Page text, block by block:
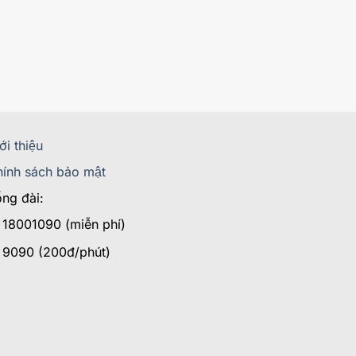
thiệu
sách bảo mật
đài:
18001090 (miễn phí)
9090 (200đ/phút)